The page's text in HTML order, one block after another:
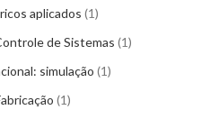
aplicados 1
de Sistemas 1
simulação 1
1